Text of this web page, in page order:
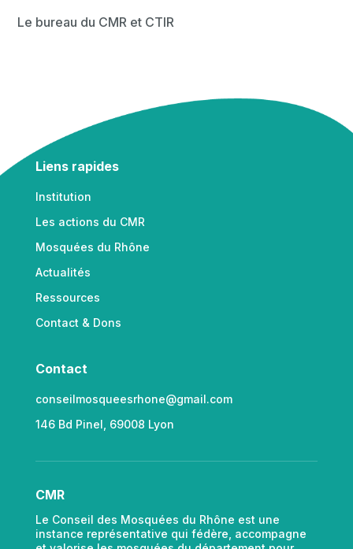
Le bureau du CMR et CTIR
Liens rapides
Institution
Les actions du CMR
Mosquées du Rhône
Actualités
Ressources
Contact & Dons
Contact
conseilmosqueesrhone@gmail.com
146 Bd Pinel, 69008 Lyon
CMR
Le Conseil des Mosquées du Rhône est une
instance représentative qui fédère, accompagne